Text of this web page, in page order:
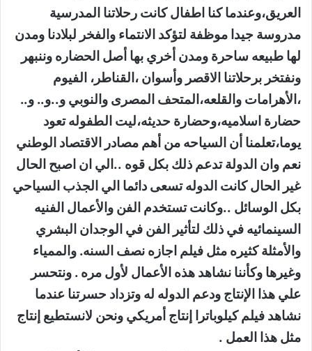
العريق،وعندما كنا اطفال كانت رحلاتنا المدرسية
مدروسة جيدا موظفة لتؤكد الانتماء والفخر لبلادنا ومدن
لها طبيعه ساحرة ومدن أخري بها أصل الحضاره وننبهر
ونفتخر برحلاتنا الاقصر وأسوان ،القناطر، الفيوم
،الأهرامات والقلعه،المتحف المصرى والنوبي و..و.. و..
حضارة اسلاميه،وحضارة حديثه،ليت الطفوله تعود
يوما،تعلمنا أن السياحه من أهم مصادر الاقتصاد الوطني
نعم وان الدولة تدعم ذلك بكل قوه ..الي ان اصبح الحال
غير الحال كانت الدوله تسعى دائما الي الجذب السياحي
بكل الوسائل ..وكانت تستخدم الفن والأعمال الفنيه
السينمائيه في ذلك لتأثير الفن في الوجدان البشري
والأمثلة كثيره مثل فيلم اجازه نصف السنه. والممياء
وغيرها وكأننا نشاهد هذه الأعمال لأول مره . ونتحسر
علي هذا الإنتاج ودعم الدوله له وتزداد حسرتنا عندما
نشاهد فيلم كيلوباترا إنتاج أمريكي ونحن لانستطيع إنتاج
مثل هذا العمل .